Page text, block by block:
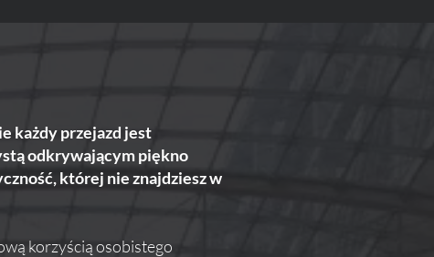
każdy przejazd jest
odkrywającym piękno
której nie znajdziesz w
korzyścią osobistego